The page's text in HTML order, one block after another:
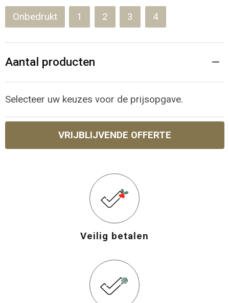
Onbedrukt 1 2 3 4
Aantal producten
Selecteer uw keuzes voor de prijsopgave.
VRIJBLIJVENDE OFFERTE
Veilig betalen